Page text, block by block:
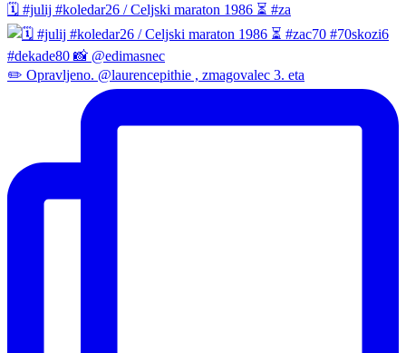
🗓️ #julij #koledar26 / Celjski maraton 1986 ⏳ #za
✏️ Opravljeno. @laurencepithie , zmagovalec 3. eta